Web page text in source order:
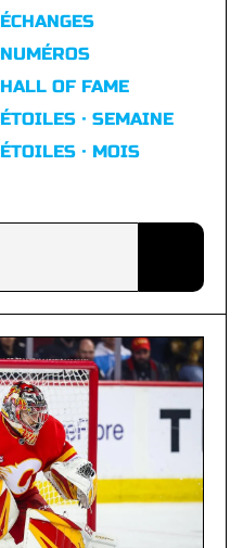
ÉCHANGES
NUMÉROS
HALL OF FAME
ÉTOILES · SEMAINE
ÉTOILES · MOIS